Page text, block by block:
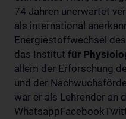
74 Jahren unerwartet
als international
Energiestoffwechsel
das Institut für
allem der Erforschung
und der
war er als Lehrender an